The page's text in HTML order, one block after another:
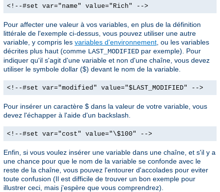
<!--#set var="name" value="Rich" -->
Pour affecter une valeur à vos variables, en plus de la définition
littérale de l'exemple ci-dessus, vous pouvez utiliser une autre
variable, y compris les variables d'environnement , ou les variables
décrites plus haut (comme LAST_MODIFIED par exemple). Pour
indiquer qu'il s'agit d'une variable et non d'une chaîne, vous devez
utiliser le symbole dollar ($) devant le nom de la variable.
<!--#set var="modified" value="$LAST_MODIFIED" -->
Pour insérer un caractère $ dans la valeur de votre variable, vous
devez l'échapper à l'aide d'un backslash.
<!--#set var="cost" value="\$100" -->
Enfin, si vous voulez insérer une variable dans une chaîne, et s'il y a
une chance pour que le nom de la variable se confonde avec le
reste de la chaîne, vous pouvez l'entourer d'accolades pour eviter
toute confusion (Il est difficile de trouver un bon exemple pour
illustrer ceci, mais j'espère que vous comprendrez).